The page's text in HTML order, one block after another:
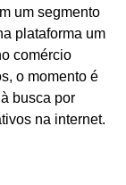
um segmento
plataforma um
comércio
o momento é
busca por
na internet.